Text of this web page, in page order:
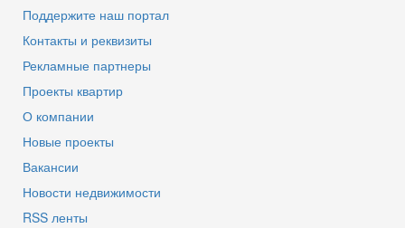
Поддержите наш портал
Контакты и реквизиты
Рекламные партнеры
Проекты квартир
О компании
Новые проекты
Вакансии
Новости недвижимости
RSS ленты